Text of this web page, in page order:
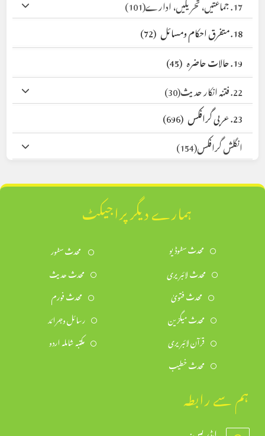
17. جماعتیں، تحریکیں، ادارے
(101)
18. متفرق احکام ومسائل
(72)
19. حالات حاضرہ
(45)
22. فتنہ انکار حدیث
(30)
23. عربی گرافکس
(696)
انگلش گرافکس(154)
ہمارے دیگر پراجیکٹ
محدث سٹوڈیو
محدث سٹور
محدث لائبریری
محدث حدیث
محدث فتویٰ
محدث فورم
محدث میگزین
رسائل وجرائد
قرآن لائبریری
مکتبہ شاملہ اردو
محدث خطیب
ہم سے رابطہ